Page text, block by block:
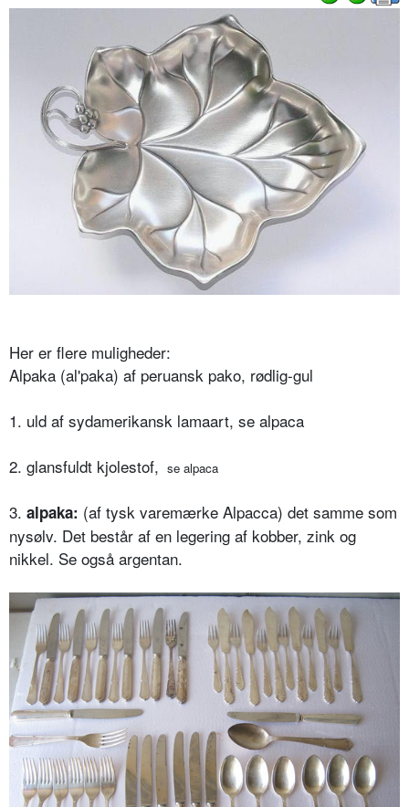
Her er flere muligheder:
Alpaka (al'paka) af peruansk pako, rødlig-gul
1. uld af sydamerikansk lamaart, se alpaca
2. glansfuldt kjolestof, se alpaca
3. alpaka: (af tysk varemærke Alpacca) det samme som
nysølv. Det består af en legering af kobber, zink og
nikkel. Se også argentan.